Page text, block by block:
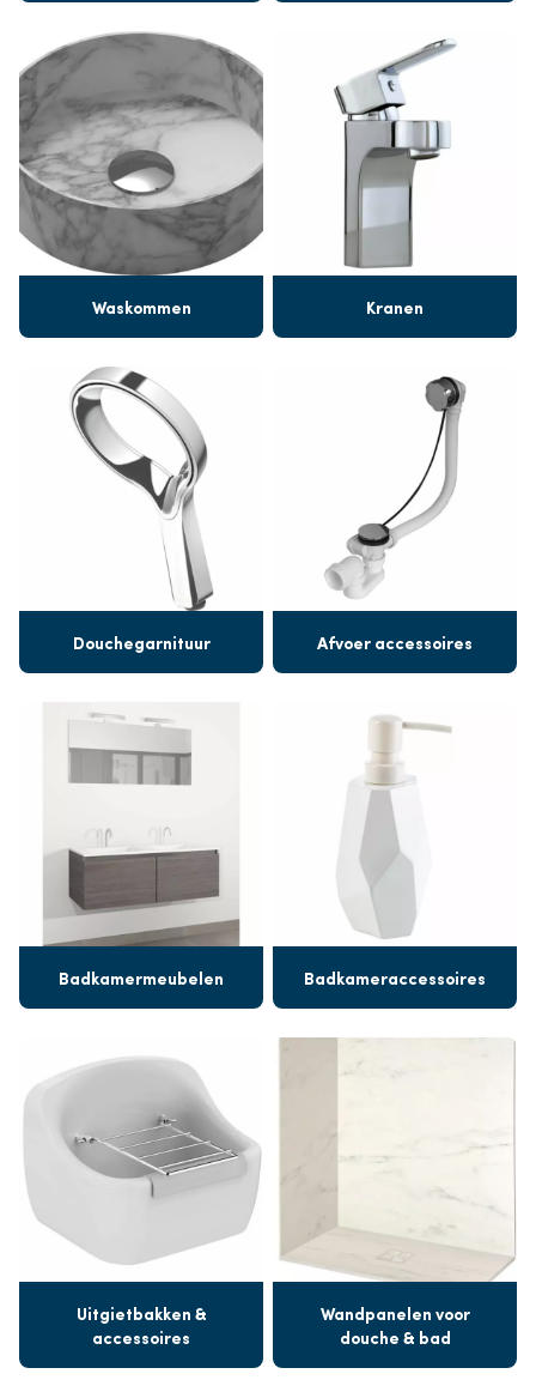
Waskommen Kranen
Douchegarnituur Afvoer accessoires
Badkamermeubelen Badkameraccessoires
Uitgietbakken &
accessoires
Wandpanelen voor
douche & bad